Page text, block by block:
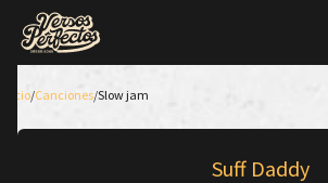
Inicio/Canciones/Slow jam
Suff Daddy